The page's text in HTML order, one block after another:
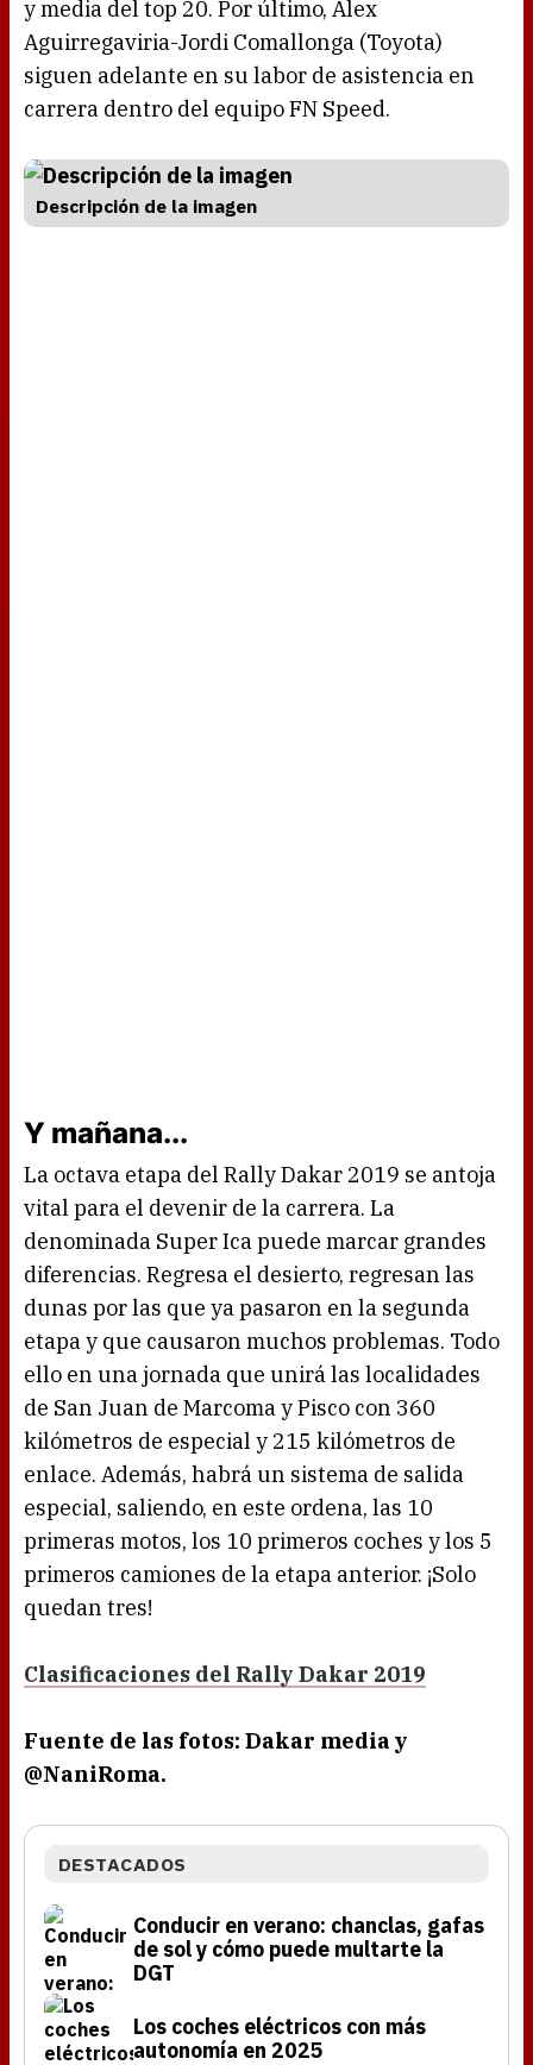
y media del top 20. Por último, Alex
Aguirregaviria-Jordi Comallonga (Toyota)
siguen adelante en su labor de asistencia en
carrera dentro del equipo FN Speed.
Descripción de la imagen
Y mañana...
La octava etapa del Rally Dakar 2019 se antoja
vital para el devenir de la carrera. La
denominada Super Ica puede marcar grandes
diferencias. Regresa el desierto, regresan las
dunas por las que ya pasaron en la segunda
etapa y que causaron muchos problemas. Todo
ello en una jornada que unirá las localidades
de San Juan de Marcoma y Pisco con 360
kilómetros de especial y 215 kilómetros de
enlace. Además, habrá un sistema de salida
especial, saliendo, en este ordena, las 10
primeras motos, los 10 primeros coches y los 5
primeros camiones de la etapa anterior. ¡Solo
quedan tres!
Clasificaciones del Rally Dakar 2019
Fuente de las fotos: Dakar media y
@NaniRoma.
DESTACADOS
Conducir en verano: chanclas, gafas
de sol y cómo puede multarte la
DGT
Los coches eléctricos con más
autonomía en 2025